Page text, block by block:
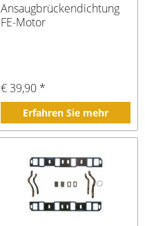
Ansaugbrückendichtung
FE-Motor
€ 39,90 *
Erfahren Sie mehr